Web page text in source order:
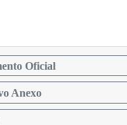
Oficial
Anexo